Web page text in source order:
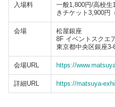
入場料
一般1,800円/高校生
きチケット3,900円
会場
松屋銀座
8F イベントスクエ
東京都中央区銀座3-
会場URL https://
詳細URL https://matsuya-